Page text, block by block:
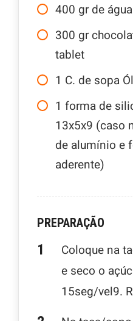
400 gr de água
300 gr
tablet
1 C. de sopa
1 forma de
13x5x9 (caso
de alumínio e
aderente)
PREPARAÇÃO
Coloque na
e seco o
15seg/vel9.